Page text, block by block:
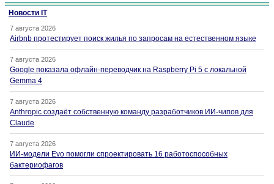
Новости IT
7 августа 2026
Airbnb протестирует поиск жилья по запросам на естественном языке
7 августа 2026
Google показала офлайн-переводчик на Raspberry Pi 5 с локальной
Gemma 4
7 августа 2026
Anthropic создаёт собственную команду разработчиков ИИ-чипов для
Claude
7 августа 2026
ИИ-модели Evo помогли спроектировать 16 работоспособных
бактериофагов